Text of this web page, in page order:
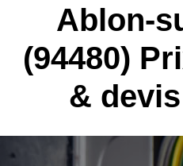
Ablon-
(94480)
&